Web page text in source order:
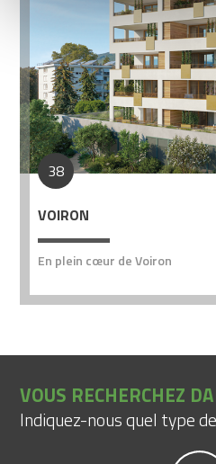
38
VOIRON
En plein cœur de Voiron
VOUS RECHERCHEZ
Indiquez-nous quel type